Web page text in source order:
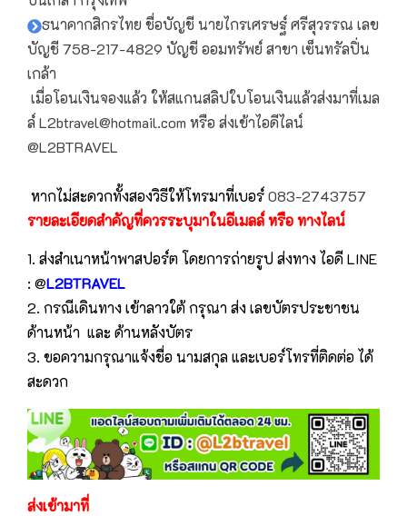
ธนาคากสิกรไทย ชื่อบัญชี นายไกรเศรษฐ์ ศรีสุวรรณ เลข
บัญชี 758-217-4829 บัญชี ออมทรัพย์ สาขา เซ็นทรัลปิ่น
เกล้า
เมื่อโอนเงินจองแล้ว ให้สแกนสลิปใบโอนเงินแล้วส่งมาที่เมล
ล์ L2btravel@hotmail.com หรือ ส่งเข้าไอดีไลน์
@L2BTRAVEL
หากไม่สะดวกทั้งสองวิธีให้โทรมาที่เบอร์083-2743757
รายละเอียดสำคัญที่ควรระบุมาในอีเมลล์ หรือ ทางไลน์
1. ส่งสำเนาหน้าพาสปอร์ต โดยการถ่ายรูป ส่งทาง ไอดี LINE
: @L2BTRAVEL
2. กรณีเดินทาง เข้าลาวใต้ กรุณา ส่ง เลขบัตรประชาชน
ด้านหน้า และ ด้านหลังบัตร
3. ขอความกรุณาแจ้งชื่อ นามสกุล และเบอร์โทรที่ติดต่อ ได้
สะดวก
ส่งเข้ามาที่